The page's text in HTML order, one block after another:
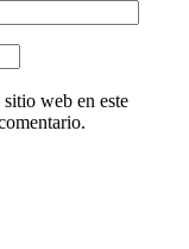
web en este